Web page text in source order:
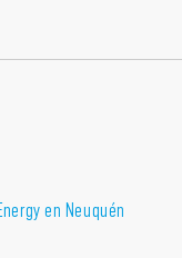
en Neuquén